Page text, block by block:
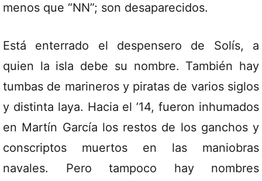
menos que “NN”; son desaparecidos.
Está enterrado el despensero de Solís, a
quien la isla debe su nombre. También hay
tumbas de marineros y piratas de varios siglos
y distinta laya. Hacia el ’14, fueron inhumados
en Martín García los restos de los ganchos y
conscriptos muertos en las maniobras
navales. Pero tampoco hay nombres